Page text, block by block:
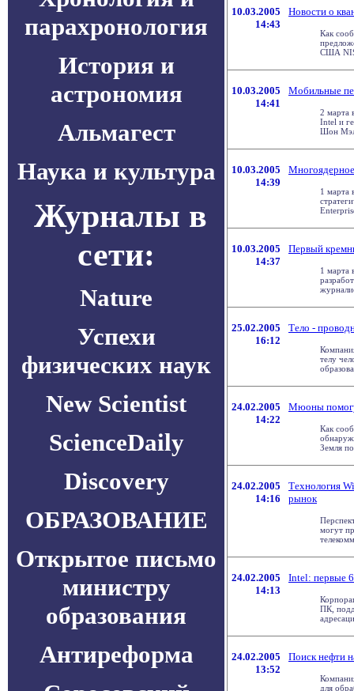
парахронология
История и
астрономия
Альмагест
Наука и культура
Журналы в
сети:
Nature
Успехи
физических наук
New Scientist
ScienceDaily
Discovery
ОБРАЗОВАНИЕ
Открытое письмо
министру
образования
Антиреформа
10.03.2005
14:43
Новости о
Как
США
10.03.2005
14:41
Мобильные
2 марта
Intel и
Шон
10.03.2005
14:39
1 марта
10.03.2005
14:37
Первый
1 марта
25.02.2005
16:12
Тело -
телу
24.02.2005
14:22
Мюоны
Как
Земля
24.02.2005
14:16
Технология
рынок
могут
24.02.2005
14:13
Intel: первые
ПК,
24.02.2005
13:52
Поиск нефти
для